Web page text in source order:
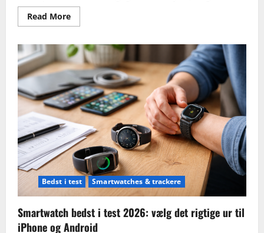
Read MoreRead
more
med
kamera
bedst
i
test
2026:
Vælg
rigtigt
til
rækkevidde,
Wi‑Fi,
sikkerhed
og
privatliv
Bedst i test Smartwatches & trackere
Smartwatch bedst i test 2026: vælg det rigtige ur til
iPhone og Android